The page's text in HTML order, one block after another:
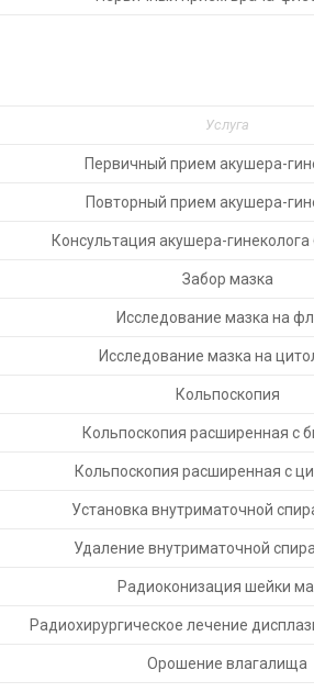
Услуга
Первичный прием акушера-
Повторный прием акушера-
Консультация акушера-гинеколога
Забор мазка
Исследование мазка на
Исследование мазка на
Кольпоскопия
Кольпоскопия расширенная с
Кольпоскопия расширенная с
Установка внутриматочной
Удаление внутриматочной
Радиоконизация шейки
Радиохирургическое лечение
Орошение влагалища